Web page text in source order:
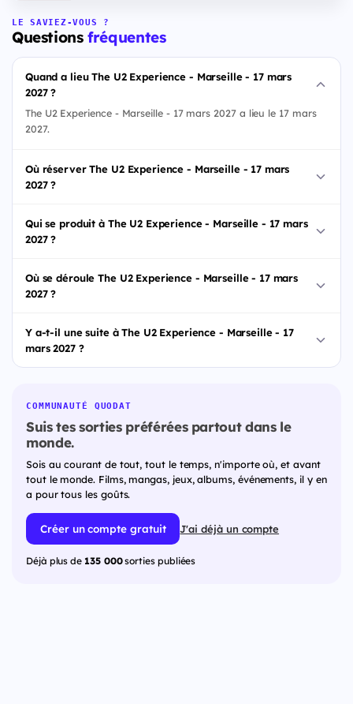
LE SAVIEZ-VOUS ?
Questionsfréquentes
Quand a lieu The U2 Experience - Marseille - 17 mars
2027 ?
The U2 Experience - Marseille - 17 mars 2027 a lieu le 17 mars
2027.
Où réserver The U2 Experience - Marseille - 17 mars
2027 ?
Qui se produit à The U2 Experience - Marseille - 17 mars
2027 ?
Où se déroule The U2 Experience - Marseille - 17 mars
2027 ?
Y a-t-il une suite à The U2 Experience - Marseille - 17
mars 2027 ?
COMMUNAUTÉ QUODAT
Suis tes sorties préférées partout dans le
monde.
Sois au courant de tout, tout le temps, n'importe où, et avant
tout le monde. Films, mangas, jeux, albums, événements, il y en
a pour tous les goûts.
Créer un compte gratuit J'ai déjà un compte
Déjà plus de 135 000sorties publiées